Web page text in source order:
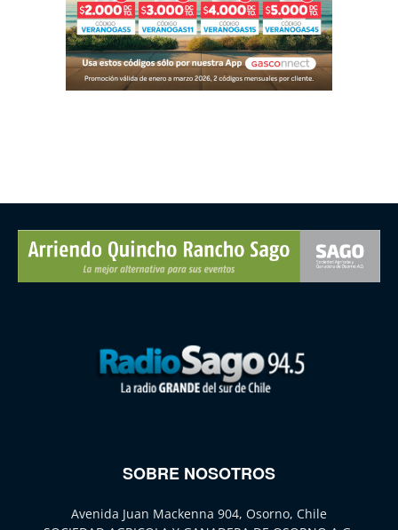
SOBRE NOSOTROS
Avenida Juan Mackenna 904, Osorno, Chile